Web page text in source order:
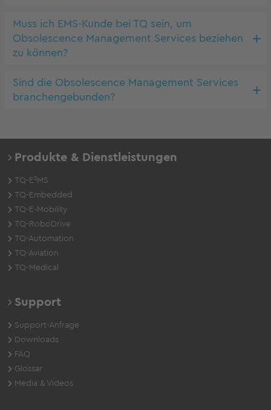
Muss ich EMS-Kunde bei TQ sein, um
Obsolescence Management Services beziehen
zu können?
Sind die Obsolescence Management Services
branchengebunden?
Produkte & Dienstleistungen
TQ-E²MS
TQ-Embedded
TQ-E-Mobility
TQ-RoboDrive
TQ-Automation
TQ-Aviation
TQ-Medical
Support
Support-Anfrage
Downloads
FAQ
Glossar
Media & Videos